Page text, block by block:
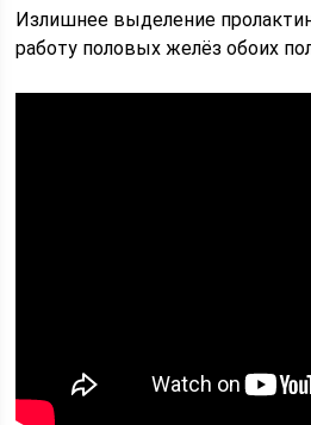
Излишнее выделение
работу половых желёз обоих